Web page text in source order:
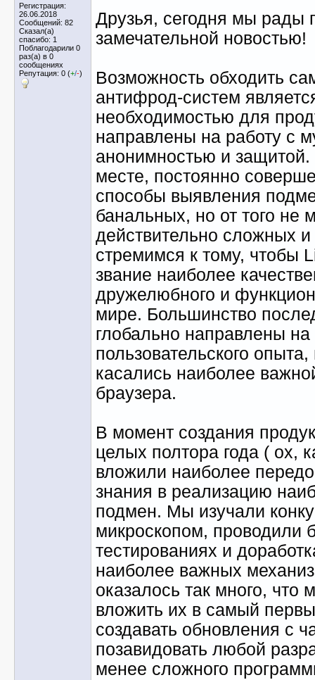
Регистрация:
26.06.2018
Сообщений: 82
Сказал(а)
спасибо: 1
Поблагодарили 0
раз(а) в 0
сообщениях
Репутация: 0 (+/-)
Друзья, сегодня мы рады
замечательной новостью!
Возможность обходить
антифрод-систем
необходимостью для
направлены на работу с
анонимностью и
месте, постоянно
способы выявления
банальных, но от того не
действительно сложных
стремимся к тому, чтобы
звание наиболее
дружелюбного и
мире. Большинство
глобально направлены
пользовательского
касались наиболее
браузера.
В момент создания
целых полтора года ( ох,
вложили наиболее
знания в реализацию
подмен. Мы изучали
микроскопом, проводили
тестированиях и
наиболее важных
оказалось так много, что
вложить их в самый
создавать обновления с
позавидовать любой
менее сложного